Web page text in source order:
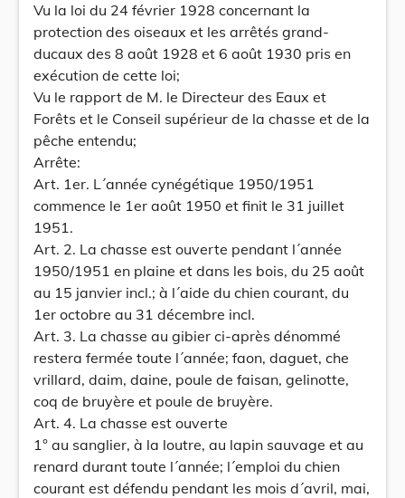
Vu la loi du 24 février 1928 concernant la
protection des oiseaux et les arrêtés grand-
ducaux des 8 août 1928 et 6 août 1930 pris en
exécution de cette loi;
Vu le rapport de M. le Directeur des Eaux et
Forêts et le Conseil supérieur de la chasse et de la
pêche entendu;
Arrête:
Art. 1er. L´année cynégétique 1950/1951
commence le 1er août 1950 et finit le 31 juillet
1951.
Art. 2. La chasse est ouverte pendant l´année
1950/1951 en plaine et dans les bois, du 25 août
au 15 janvier incl.; à l´aide du chien courant, du
1er octobre au 31 décembre incl.
Art. 3. La chasse au gibier ci-après dénommé
restera fermée toute l´année; faon, daguet, che
vrillard, daim, daine, poule de faisan, gelinotte,
coq de bruyère et poule de bruyère.
Art. 4. La chasse est ouverte
1° au sanglier, à la loutre, au lapin sauvage et au
renard durant toute l´année; l´emploi du chien
courant est défendu pendant les mois d´avril, mai,